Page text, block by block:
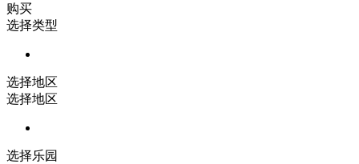
购买
选择类型
选择地区
选择地区
选择乐园